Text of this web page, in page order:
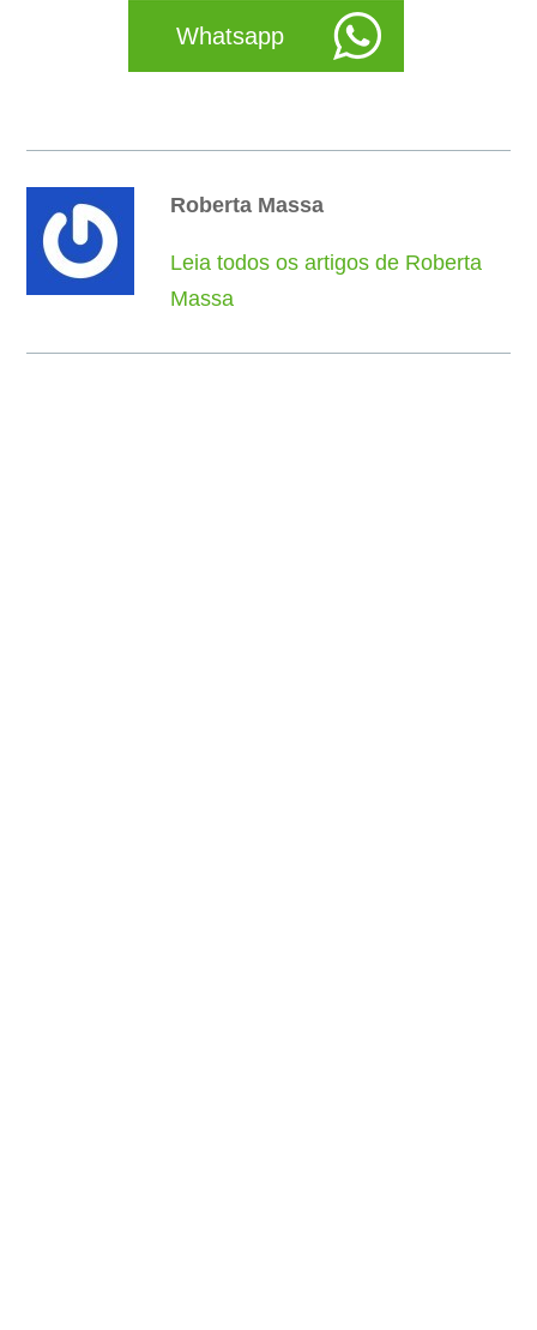
Whatsapp
Roberta Massa
Leia todos os artigos de Roberta
Massa